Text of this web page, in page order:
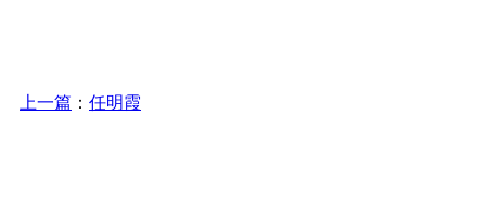
上一篇 ： 任明霞